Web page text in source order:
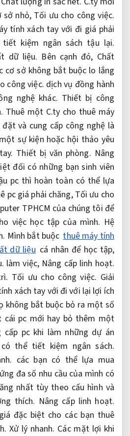
sở nhỏ, Tối ưu cho công việc.
tính xách tay với đi giá phải
kiệm ngân sách tậu lại.
dữ liệu. Bên cạnh đó, Chất
cơ sở không bắt buộc lo lắng
công việc. dịch vụ đồng hành
nghệ khác. Thiết bị công
Thuê một C.ty cho thuê máy
và cung cấp công nghệ là
sự kiện hoặc hội thảo yêu
Thiết bị văn phòng. Nâng
đối có những bạn sinh viên
pc thì hoàn toàn có thể lựa
pc giá phải chăng, Tối ưu cho
TPHCM của chúng tôi để
việc học tập của mình. Hệ
Mình bắt buộc thuê máy tính
dữ liệu cá nhân để học tập,
làm việc, Nâng cấp linh hoạt.
Tối ưu cho công việc. Giải
xách tay với đi với lại lợi ích
không bắt buộc bỏ ra một số
pc mới hay bỏ thêm một
cấp pc khi làm những dự án
thể tiết kiệm ngân sách.
các bạn có thể lựa mua
đa số nhu cầu của mình có
nhất tùy theo cấu hình và
thích. Nâng cấp linh hoạt.
đặc biệt cho các bạn thuê
Xử lý nhanh. Các mặt lợi khi